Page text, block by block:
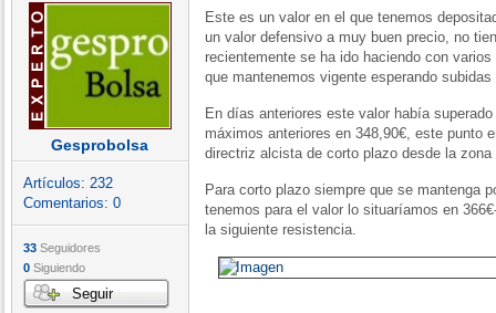
Gesprobolsa
Artículos: 232
Comentarios: 0
33 Seguidores
0 Siguiendo
Seguir
Este es un valor en el que tenemos
un valor defensivo a muy buen precio, no
recientemente se ha ido haciendo con
que mantenemos vigente esperando
En días anteriores este valor había
máximos anteriores en 348,90€, este punto
directriz alcista de corto plazo desde la zona
Para corto plazo siempre que se mantenga
tenemos para el valor lo situaríamos en
la siguiente resistencia.